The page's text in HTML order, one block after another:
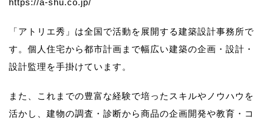
「アトリエ秀」は全国で活動を展開する建築設計事務所で
す。 個人住宅から都市計画まで幅広い建築の企画・設計・
設計監理を手掛けています。
また、これまでの豊富な経験で培ったスキルやノウハウを
活かし、 建物の調査・診断から商品の企画開発や教育・コ